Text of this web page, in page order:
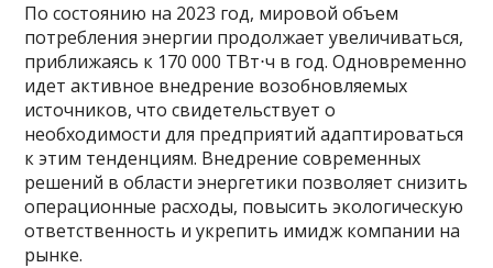
По состоянию на 2023 год, мировой объем
потребления энергии продолжает увеличиваться,
приближаясь к 170 000 ТВт⋅ч в год. Одновременно
идет активное внедрение возобновляемых
источников, что свидетельствует о
необходимости для предприятий адаптироваться
к этим тенденциям. Внедрение современных
решений в области энергетики позволяет снизить
операционные расходы, повысить экологическую
ответственность и укрепить имидж компании на
рынке.